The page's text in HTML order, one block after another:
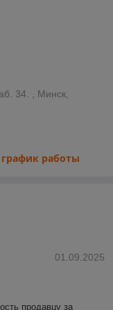
34. , Минск,
график работы
01.09.2025
продавцу за